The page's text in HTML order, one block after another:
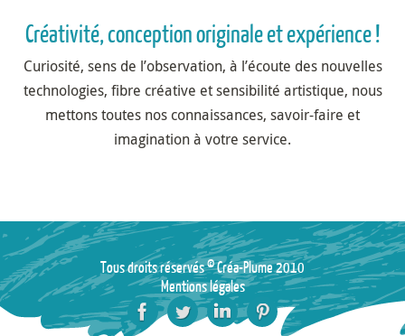
Créativité, conception originale et expérience !
Curiosité, sens de l’observation, à l’écoute des nouvelles
technologies, fibre créative et sensibilité artistique, nous
mettons toutes nos connaissances, savoir-faire et
imagination à votre service.
Tous droits réservés © Créa-Plume 2010
Mentions légales